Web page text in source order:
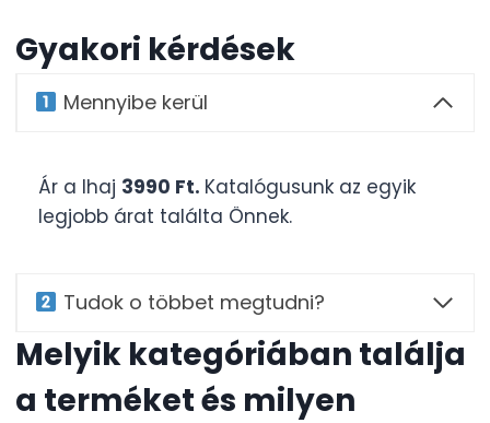
Gyakori kérdések
Mennyibe kerül
Ár a Ihaj 3990 Ft. Katalógusunk az egyik
legjobb árat találta Önnek.
Tudok o többet megtudni?
Melyik kategóriában találja
a terméket és milyen